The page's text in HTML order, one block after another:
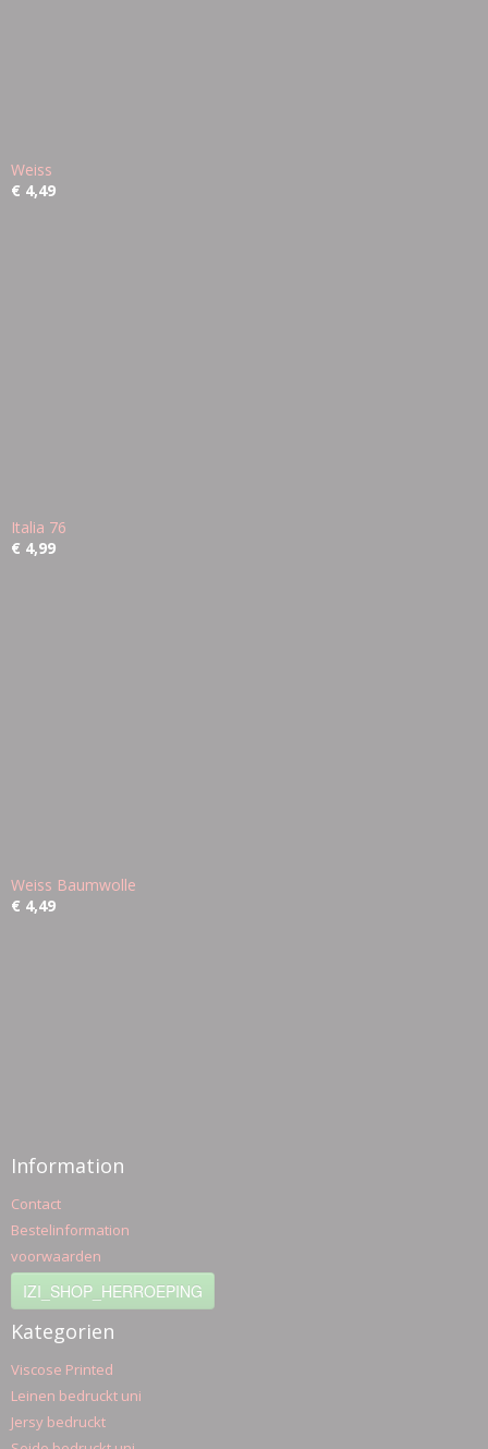
Weiss
€ 4,49
Italia 76
€ 4,99
Weiss Baumwolle
€ 4,49
Information
Contact
Bestelinformation
voorwaarden
IZI_SHOP_HERROEPING
Kategorien
Viscose Printed
Leinen bedruckt uni
Jersy bedruckt